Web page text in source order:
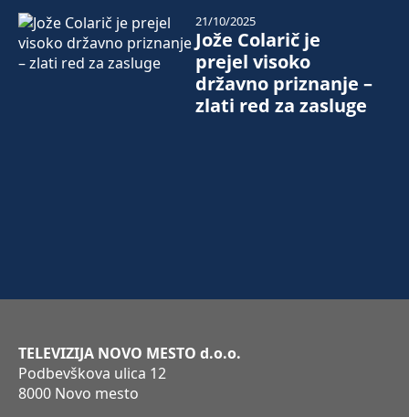
Jože Colarič je
prejel visoko
državno priznanje –
zlati red za zasluge
21/10/2025
TELEVIZIJA NOVO MESTO d.o.o.
Podbevškova ulica 12
8000 Novo mesto